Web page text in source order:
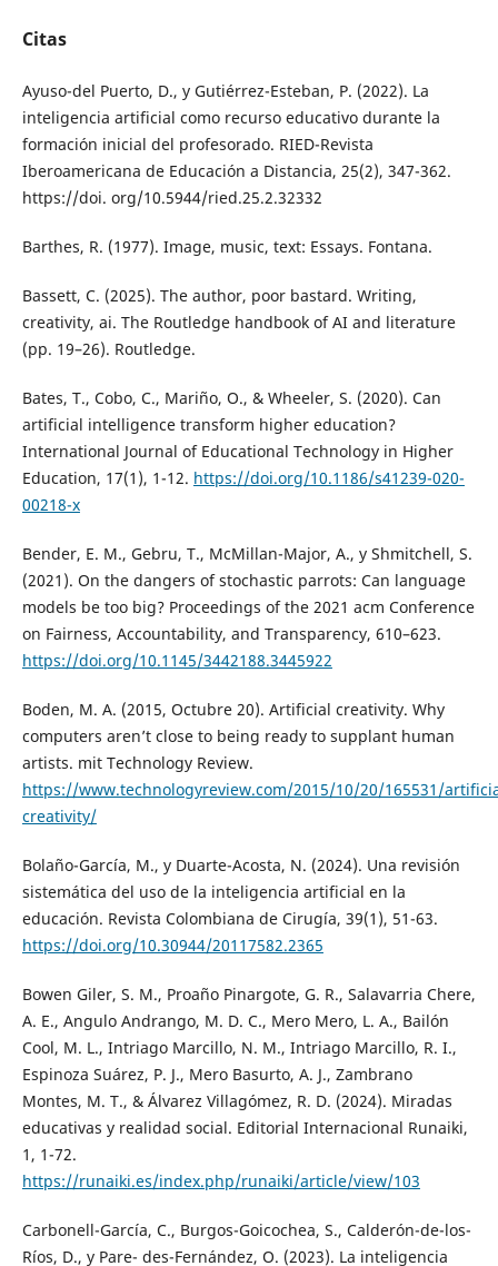
Citas
Ayuso-del Puerto, D., y Gutiérrez-Esteban, P. (2022). La
inteligencia artificial como recurso educativo durante la
formación inicial del profesorado. RIED-Revista
Iberoamericana de Educación a Distancia, 25(2), 347-362.
https://doi. org/10.5944/ried.25.2.32332
Barthes, R. (1977). Image, music, text: Essays. Fontana.
Bassett, C. (2025). The author, poor bastard. Writing,
creativity, ai. The Routledge handbook of AI and literature
(pp. 19–26). Routledge.
Bates, T., Cobo, C., Mariño, O., & Wheeler, S. (2020). Can
artificial intelligence transform higher education?
International Journal of Educational Technology in Higher
Education, 17(1), 1-12. https://doi.org/10.1186/s41239-020-
00218-x
Bender, E. M., Gebru, T., McMillan-Major, A., y Shmitchell, S.
(2021). On the dangers of stochastic parrots: Can language
models be too big? Proceedings of the 2021 acm Conference
on Fairness, Accountability, and Transparency, 610–623.
https://doi.org/10.1145/3442188.3445922
Boden, M. A. (2015, Octubre 20). Artificial creativity. Why
computers aren’t close to being ready to supplant human
artists. mit Technology Review.
https://www.technologyreview.com/2015/10/20/165531/
creativity/
Bolaño-García, M., y Duarte-Acosta, N. (2024). Una revisión
sistemática del uso de la inteligencia artificial en la
educación. Revista Colombiana de Cirugía, 39(1), 51-63.
https://doi.org/10.30944/20117582.2365
Bowen Giler, S. M., Proaño Pinargote, G. R., Salavarria Chere,
A. E., Angulo Andrango, M. D. C., Mero Mero, L. A., Bailón
Cool, M. L., Intriago Marcillo, N. M., Intriago Marcillo, R. I.,
Espinoza Suárez, P. J., Mero Basurto, A. J., Zambrano
Montes, M. T., & Álvarez Villagómez, R. D. (2024). Miradas
educativas y realidad social. Editorial Internacional Runaiki,
1, 1-72.
https://runaiki.es/index.php/runaiki/article/view/103
Carbonell-García, C., Burgos-Goicochea, S., Calderón-de-los-
Ríos, D., y Pare- des-Fernández, O. (2023). La inteligencia